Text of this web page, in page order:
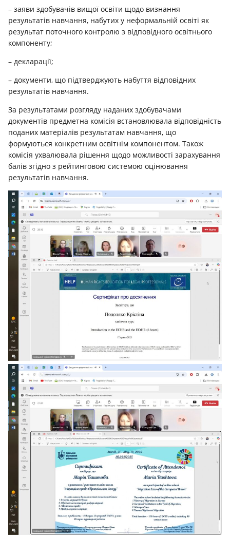
– заяви здобувачів вищої освіти щодо визнання
результатів навчання, набутих у неформальній освіті як
результат поточного контролю з відповідного освітнього
компоненту;
– декларації;
– документи, що підтверджують набуття відповідних
результатів навчання.
За результатами розгляду наданих здобувачами
документів предметна комісія встановлювала відповідність
поданих матеріалів результатам навчання, що
формуються конкретним освітнім компонентом. Також
комісія ухвалювала рішення щодо можливості зарахування
балів згідно з рейтинговою системою оцінювання
результатів навчання.